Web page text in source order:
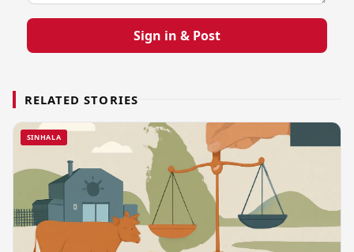
Sign in & Post
RELATED STORIES
SINHALA